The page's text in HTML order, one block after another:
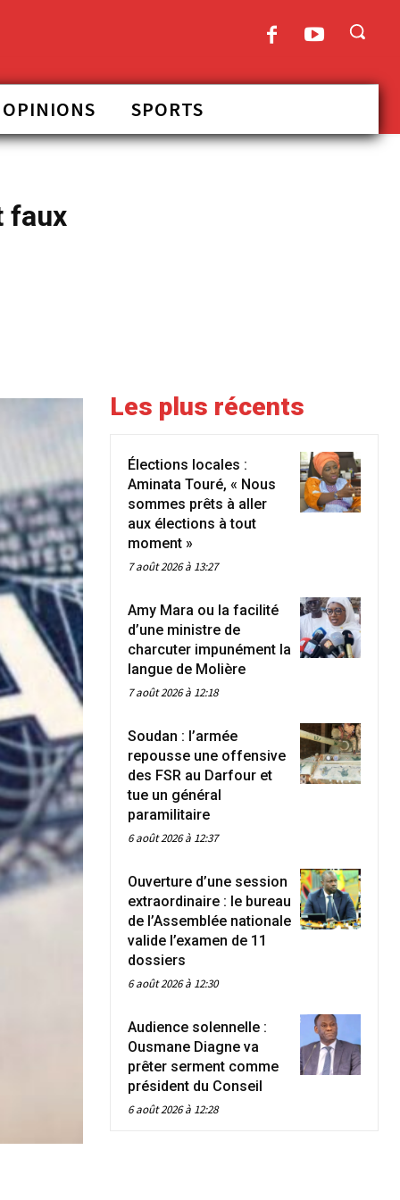
OPINIONS SPORTS
faux
Les plus récents
Élections locales :
Aminata Touré, « Nous
sommes prêts à aller
aux élections à tout
moment »
7 août 2026 à 13:27
Amy Mara ou la facilité
d’une ministre de
charcuter impunément la
langue de Molière
7 août 2026 à 12:18
Soudan : l’armée
repousse une offensive
des FSR au Darfour et
tue un général
paramilitaire
6 août 2026 à 12:37
Ouverture d’une session
extraordinaire : le bureau
de l’Assemblée nationale
valide l’examen de 11
dossiers
6 août 2026 à 12:30
Audience solennelle :
Ousmane Diagne va
prêter serment comme
président du Conseil
6 août 2026 à 12:28